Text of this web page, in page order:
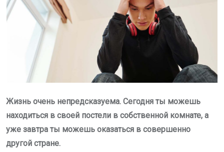
Жизнь очень непредсказуема. Сегодня ты можешь
находиться в своей постели в собственной комнате, а
уже завтра ты можешь оказаться в совершенно
другой стране.